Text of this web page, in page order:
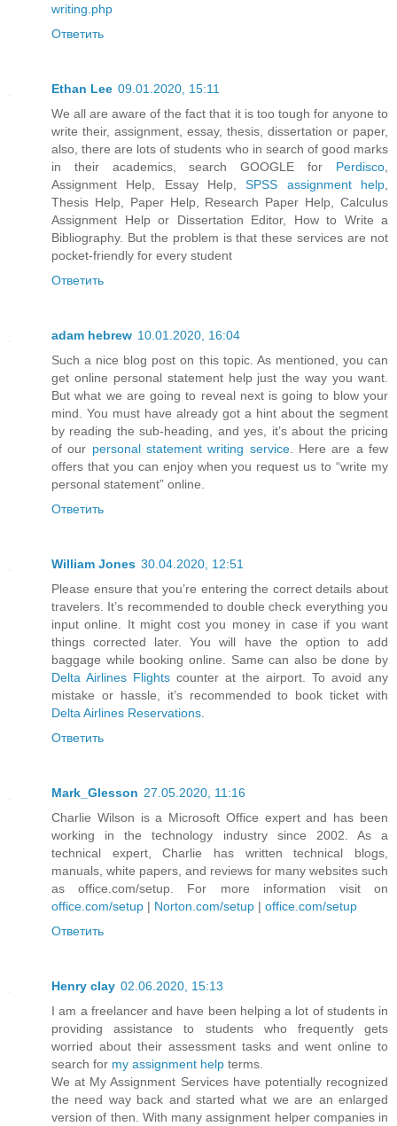
writing.php
Ответить
Ethan Lee 09.01.2020, 15:11
We all are aware of the fact that it is too tough for anyone to
write their, assignment, essay, thesis, dissertation or paper,
also, there are lots of students who in search of good marks
in their academics, search GOOGLE for Perdisco
Assignment Help, Essay Help,SPSS assignment help
Thesis Help, Paper Help, Research Paper Help, Calculus
Assignment Help or Dissertation Editor, How to Write a
Bibliography. But the problem is that these services are not
pocket-friendly for every student
Ответить
adam hebrew 10.01.2020, 16:04
Such a nice blog post on this topic. As mentioned, you can
get online personal statement help just the way you want.
But what we are going to reveal next is going to blow your
mind. You must have already got a hint about the segment
by reading the sub-heading, and yes, it’s about the pricing
of our personal statement writing service. Here are a few
offers that you can enjoy when you request us to “write my
personal statement” online.
Ответить
William Jones 30.04.2020, 12:51
Please ensure that you’re entering the correct details about
travelers. It’s recommended to double check everything you
input online. It might cost you money in case if you want
things corrected later. You will have the option to add
baggage while booking online. Same can also be done by
Delta Airlines Flights counter at the airport. To avoid any
mistake or hassle, it’s recommended to book ticket with
Delta Airlines Reservations
Ответить
Mark_Glesson 27.05.2020, 11:16
Charlie Wilson is a Microsoft Office expert and has been
working in the technology industry since 2002. As a
technical expert, Charlie has written technical blogs,
manuals, white papers, and reviews for many websites such
as office.com/setup. For more information visit on
office.com/setup | Norton.com/setup | office.com/setup
Ответить
Henry clay 02.06.2020, 15:13
I am a freelancer and have been helping a lot of students in
providing assistance to students who frequently gets
worried about their assessment tasks and went online to
search for my assignment help terms.
We at My Assignment Services have potentially recognized
the need way back and started what we are an enlarged
version of then. With many assignment helper companies in